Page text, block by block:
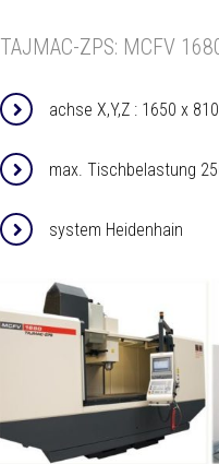
TAJMAC-ZPS: MCFV
achse X,Y,Z : 1650 x
max. Tischbelastung
system Heidenhain